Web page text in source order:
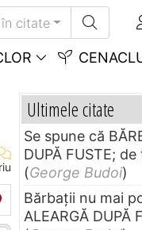
în citate
Ultimele citate
Se spune că
DUPĂ FUSTE;
(George Budoi)
Bărbaţii nu mai
ALEARGĂ DUPĂ